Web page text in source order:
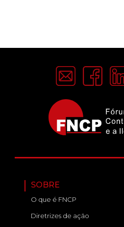
SOBRE
O que é FNCP
Diretrizes de ação